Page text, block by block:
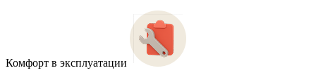
Комфорт в эксплуатации